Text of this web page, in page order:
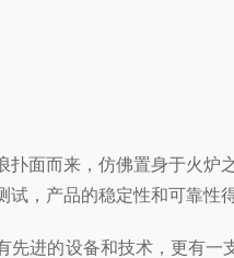
而来，仿佛置身于火炉
试，产品的稳定性和可靠性
的设备和技术，更有一